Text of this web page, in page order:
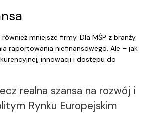
mniejsze firmy. Dla MŚP z branży
raportowania niefinansowego. Ale – jak
innowacji i dostępu do
realna szansa na rozwój i
Rynku Europejskim